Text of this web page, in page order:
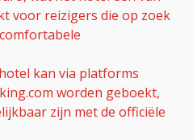
voor reizigers die op zoek
kan via platforms
worden geboekt,
zijn met de officiële